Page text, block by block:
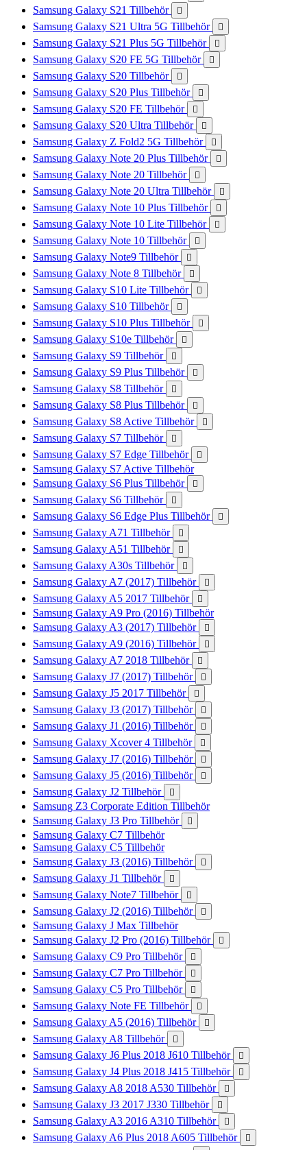
Samsung Galaxy S21 Tillbehör 
Samsung Galaxy S21 Ultra 5G Tillbehör 
Samsung Galaxy S21 Plus 5G Tillbehör 
Samsung Galaxy S20 FE 5G Tillbehör 
Samsung Galaxy S20 Tillbehör 
Samsung Galaxy S20 Plus Tillbehör 
Samsung Galaxy S20 FE Tillbehör 
Samsung Galaxy S20 Ultra Tillbehör 
Samsung Galaxy Z Fold2 5G Tillbehör 
Samsung Galaxy Note 20 Plus Tillbehör 
Samsung Galaxy Note 20 Tillbehör 
Samsung Galaxy Note 20 Ultra Tillbehör 
Samsung Galaxy Note 10 Plus Tillbehör 
Samsung Galaxy Note 10 Lite Tillbehör 
Samsung Galaxy Note 10 Tillbehör 
Samsung Galaxy Note9 Tillbehör 
Samsung Galaxy Note 8 Tillbehör 
Samsung Galaxy S10 Lite Tillbehör 
Samsung Galaxy S10 Tillbehör 
Samsung Galaxy S10 Plus Tillbehör 
Samsung Galaxy S10e Tillbehör 
Samsung Galaxy S9 Tillbehör 
Samsung Galaxy S9 Plus Tillbehör 
Samsung Galaxy S8 Tillbehör 
Samsung Galaxy S8 Plus Tillbehör 
Samsung Galaxy S8 Active Tillbehör 
Samsung Galaxy S7 Tillbehör 
Samsung Galaxy S7 Edge Tillbehör 
Samsung Galaxy S7 Active Tillbehör
Samsung Galaxy S6 Plus Tillbehör

Samsung Galaxy S6 Tillbehör 
Samsung Galaxy S6 Edge Plus Tillbehör 
Samsung Galaxy A71 Tillbehör 
Samsung Galaxy A51 Tillbehör 
Samsung Galaxy A30s Tillbehör 
Samsung Galaxy A7 (2017) Tillbehör 
Samsung Galaxy A5 2017 Tillbehör 
Samsung Galaxy A9 Pro (2016) Tillbehör
Samsung Galaxy A3 (2017) Tillbehör

Samsung Galaxy A9 (2016) Tillbehör 
Samsung Galaxy A7 2018 Tillbehör 
Samsung Galaxy J7 (2017) Tillbehör 
Samsung Galaxy J5 2017 Tillbehör 
Samsung Galaxy J3 (2017) Tillbehör 
Samsung Galaxy J1 (2016) Tillbehör 
Samsung Galaxy Xcover 4 Tillbehör 
Samsung Galaxy J7 (2016) Tillbehör 
Samsung Galaxy J5 (2016) Tillbehör 
Samsung Galaxy J2 Tillbehör 
Samsung Z3 Corporate Edition Tillbehör
Samsung Galaxy J3 Pro Tillbehör

Samsung Galaxy C7 Tillbehör
Samsung Galaxy C5 Tillbehör
Samsung Galaxy J3 (2016) Tillbehör

Samsung Galaxy J1 Tillbehör 
Samsung Galaxy Note7 Tillbehör 
Samsung Galaxy J2 (2016) Tillbehör 
Samsung Galaxy J Max Tillbehör
Samsung Galaxy J2 Pro (2016) Tillbehör

Samsung Galaxy C9 Pro Tillbehör 
Samsung Galaxy C7 Pro Tillbehör 
Samsung Galaxy C5 Pro Tillbehör 
Samsung Galaxy Note FE Tillbehör 
Samsung Galaxy A5 (2016) Tillbehör 
Samsung Galaxy A8 Tillbehör 
Samsung Galaxy J6 Plus 2018 J610 Tillbehör 
Samsung Galaxy J4 Plus 2018 J415 Tillbehör 
Samsung Galaxy A8 2018 A530 Tillbehör 
Samsung Galaxy J3 2017 J330 Tillbehör 
Samsung Galaxy A3 2016 A310 Tillbehör 
Samsung Galaxy A6 Plus 2018 A605 Tillbehör 